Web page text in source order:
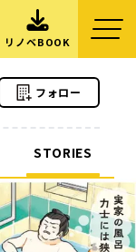
リノベBOOK
フォロー
STORIES